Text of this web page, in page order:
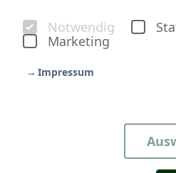
Notwendig
Marketing
Impressum
Himmlischer Genuss im